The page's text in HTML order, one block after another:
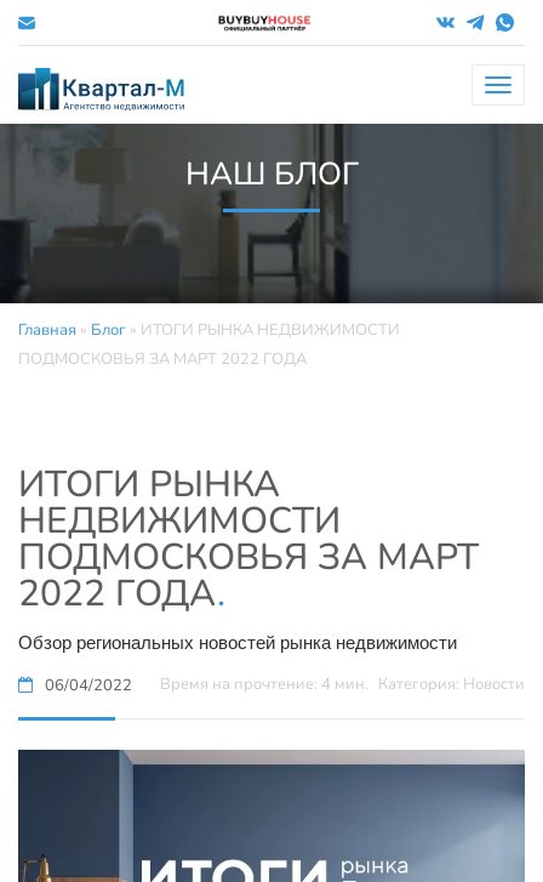
Меню
НАШ БЛОГ
Главная » Блог » ИТОГИ РЫНКА НЕДВИЖИМОСТИ
ПОДМОСКОВЬЯ ЗА МАРТ 2022 ГОДА
ИТОГИ РЫНКА
НЕДВИЖИМОСТИ
ПОДМОСКОВЬЯ ЗА МАРТ
2022 ГОДА.
Обзор региональных новостей рынка недвижимости
06/04/2022 Время на прочтение: 4 мин. Категория: Новости